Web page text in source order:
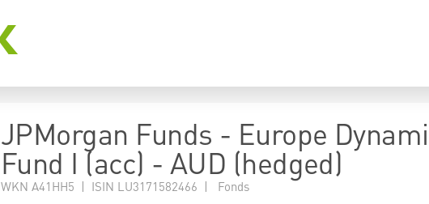
JPMorgan Funds - Europe
Fund I (acc) - AUD (hedged)
WKN A41HH5 | ISIN LU3171582466 | Fonds